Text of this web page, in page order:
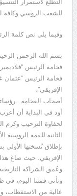
التطلع لاستمرار
للشعب الروسي وكافة
وفيما يلي نص كلمة
بسم الله الرحمن
فخامة الرئيس
فخامة الرئيس “عثمان
الإفريقي”،
أصحاب الفخامة.. رؤساء
أود في البداية أن
لحفاوة الترحيب وكرم
الثانية للقمة
الإفريقي، حيث صاغ
وعُمق الشراكة
وتأتي قمتنا اليوم، في
عالية من الاستقطاب،